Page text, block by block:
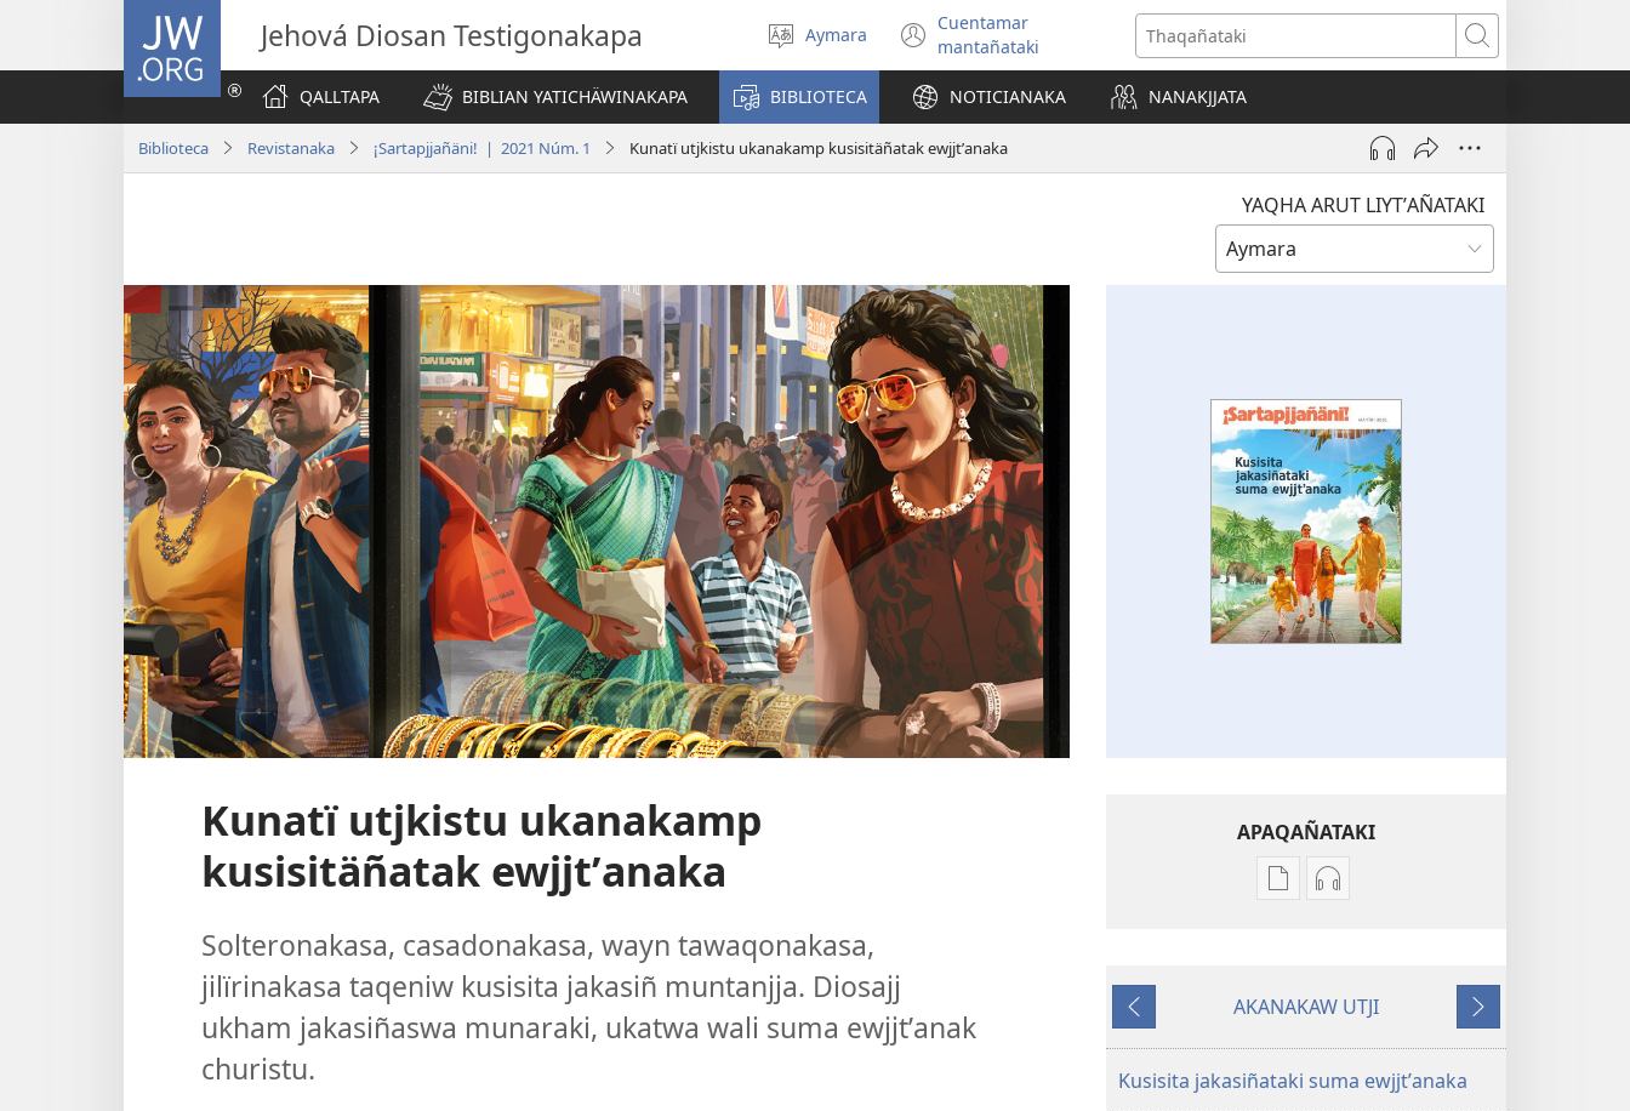
JW.ORG
Jehová Diosan Testigonakapa
Select
language
Aymara
Cuentamar
mantañataki
(opens
new
window)
Thaqañataki
QALLTAPA BIBLIAN YATICHÄWINAKAPA BIBLIOTECA NOTICIANAKA NANAKJJATA
Biblioteca Revistanaka ¡Sartapjjañäni! | 2021 Núm. 1 Kunatï utjkistu ukanakamp kusisitäñatak ewjjtʼanaka
YAQHA ARUT LIYTʼAÑATAKI
Kunatï utjkistu ukanakamp
kusisitäñatak ewjjtʼanaka
Solteronakasa, casadonakasa, wayn tawaqonakasa,
jilïrinakasa taqeniw kusisita jakasiñ muntanjja. Diosajj
ukham jakasiñaswa munaraki, ukatwa wali suma ewjjtʼanak
churistu.
APAQAÑATAKI
Aka
¡SARTAPJJAÑÄNI!
jakasiñataki
suma
Aka
¡SARTAPJJAÑÄNI!
jakasiñataki
suma
Kuttʼañataki
AKANAKAW UTJI
Pasañataki
Kusisita jakasiñataki suma ewjjtʼanaka